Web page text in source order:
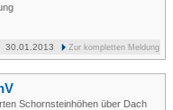
Zur kompletten Meldung
30.01.2013
Schornsteinhöhen über Dach